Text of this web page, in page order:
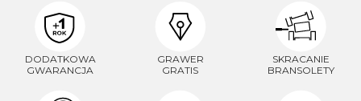
DODATKOWA
GWARANCJA
GRAWER
GRATIS
SKRACANIE
BRANSOLETY